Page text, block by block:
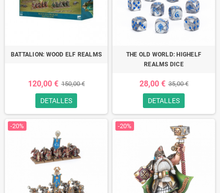
BATTALION: WOOD ELF REALMS
120,00 € 150,00 €
DETALLES
THE OLD WORLD: HIGHELF
REALMS DICE
28,00 € 35,00 €
DETALLES
-20% -20%